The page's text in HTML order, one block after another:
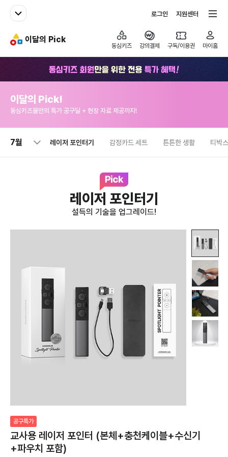
패밀리사이트
로그인 지원센터
동심키즈 이달의 Pick
동심키즈 강의결제 구독/이용권 마이홈
동심키즈 회원만을 위한 전용 특가 혜택
이달의 Pick!
동심키즈몰만의 특가 공구딜 + 현장 자료 제공까지!
7월 레이저 포인터기 감정카드 세트 튼튼한 생활 티박스
레이저 포인터기
설득의 기술을 업그레이드!
공구특가
교사용 레이저 포인터 (본체+충천케이블+수신기
+파우치 포함)